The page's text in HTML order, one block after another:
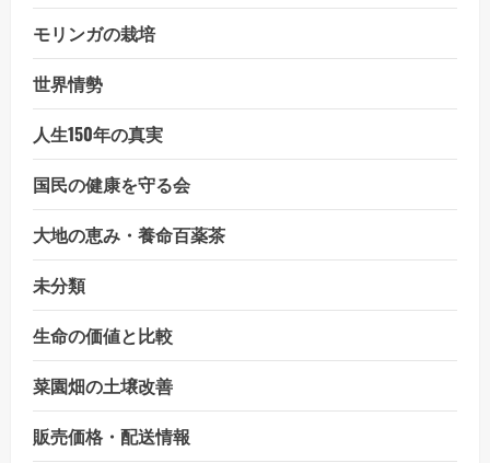
モリンガの栽培
世界情勢
人生150年の真実
国民の健康を守る会
大地の恵み・養命百薬茶
未分類
生命の価値と比較
菜園畑の土壌改善
販売価格・配送情報